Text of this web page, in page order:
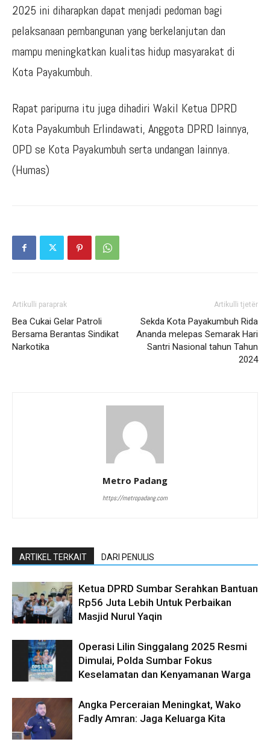
2025 ini diharapkan dapat menjadi pedoman bagi
pelaksanaan pembangunan yang berkelanjutan dan
mampu meningkatkan kualitas hidup masyarakat di
Kota Payakumbuh.
Rapat paripurna itu juga dihadiri Wakil Ketua DPRD
Kota Payakumbuh Erlindawati, Anggota DPRD lainnya,
OPD se Kota Payakumbuh serta undangan lainnya.
(Humas)
Artikulli paraprak
Bea Cukai Gelar Patroli
Bersama Berantas Sindikat
Narkotika
Artikulli tjetër
Sekda Kota Payakumbuh Rida
Ananda melepas Semarak Hari
Santri Nasional tahun Tahun
2024
Metro Padang
https://metropadang.com
ARTIKEL TERKAIT DARI PENULIS
Ketua DPRD Sumbar Serahkan Bantuan
Rp56 Juta Lebih Untuk Perbaikan
Masjid Nurul Yaqin
Operasi Lilin Singgalang 2025 Resmi
Dimulai, Polda Sumbar Fokus
Keselamatan dan Kenyamanan Warga
Angka Perceraian Meningkat, Wako
Fadly Amran: Jaga Keluarga Kita